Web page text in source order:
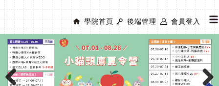
學院首頁 後端管理 會員登入